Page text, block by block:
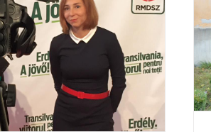
AZ `56-OS FORRADALOM 60.
ÉVFORDULÓJA NÉGYFALUBAN